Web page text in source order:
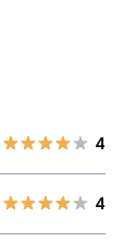
par
4
4